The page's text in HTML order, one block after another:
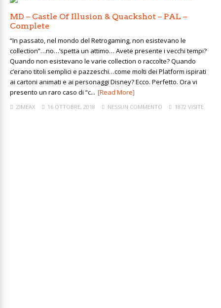
MD – Castle Of Illusion & Quackshot – PAL –
Complete
“In passato, nel mondo del Retrogaming, non esistevano le
collection”…no…’spetta un attimo… Avete presente i vecchi tempi?
Quando non esistevano le varie collection o raccolte? Quando
c’erano titoli semplici e pazzeschi…come molti dei Platform ispirati
ai cartoni animati e ai personaggi Disney? Ecco. Perfetto. Ora vi
presento un raro caso di “c... [Read More]
ZIMEAX 16 OTTOBRE, 2018 NESSUN COMMENTO 1872 VISITE